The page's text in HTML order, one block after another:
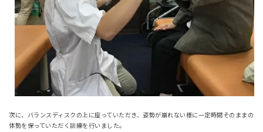
次に、バランスディスクの上に座っていただき、姿勢が崩れない様に一定時間そのままの
体勢を保っていただく訓練を行いました。